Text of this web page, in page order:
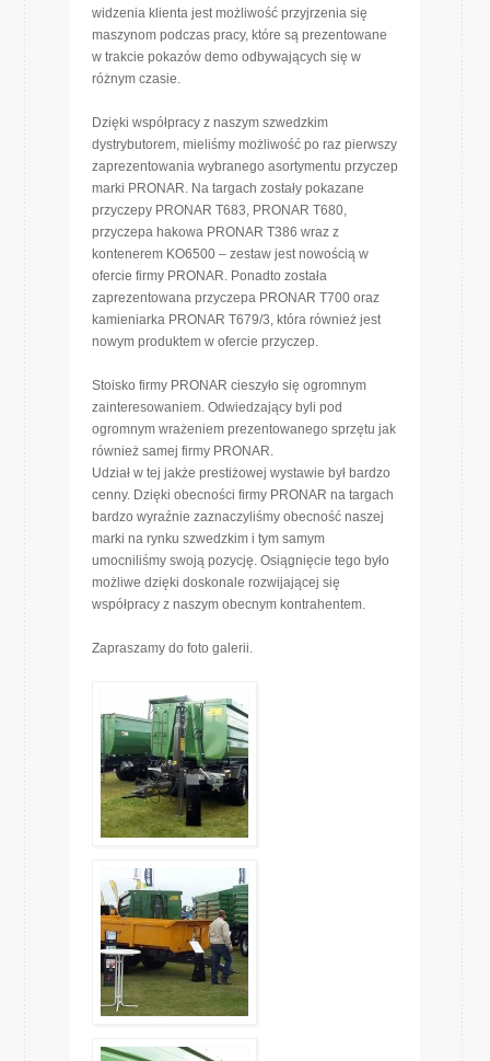
widzenia klienta jest możliwość przyjrzenia się
maszynom podczas pracy, które są prezentowane
w trakcie pokazów demo odbywających się w
różnym czasie.
Dzięki współpracy z naszym szwedzkim
dystrybutorem, mieliśmy możliwość po raz pierwszy
zaprezentowania wybranego asortymentu przyczep
marki PRONAR. Na targach zostały pokazane
przyczepy PRONAR T683, PRONAR T680,
przyczepa hakowa PRONAR T386 wraz z
kontenerem KO6500 – zestaw jest nowością w
ofercie firmy PRONAR. Ponadto została
zaprezentowana przyczepa PRONAR T700 oraz
kamieniarka PRONAR T679/3, która również jest
nowym produktem w ofercie przyczep.
Stoisko firmy PRONAR cieszyło się ogromnym
zainteresowaniem. Odwiedzający byli pod
ogromnym wrażeniem prezentowanego sprzętu jak
również samej firmy PRONAR.
Udział w tej jakże prestiżowej wystawie był bardzo
cenny. Dzięki obecności firmy PRONAR na targach
bardzo wyraźnie zaznaczyliśmy obecność naszej
marki na rynku szwedzkim i tym samym
umocniliśmy swoją pozycję. Osiągnięcie tego było
możliwe dzięki doskonale rozwijającej się
współpracy z naszym obecnym kontrahentem.
Zapraszamy do foto galerii.